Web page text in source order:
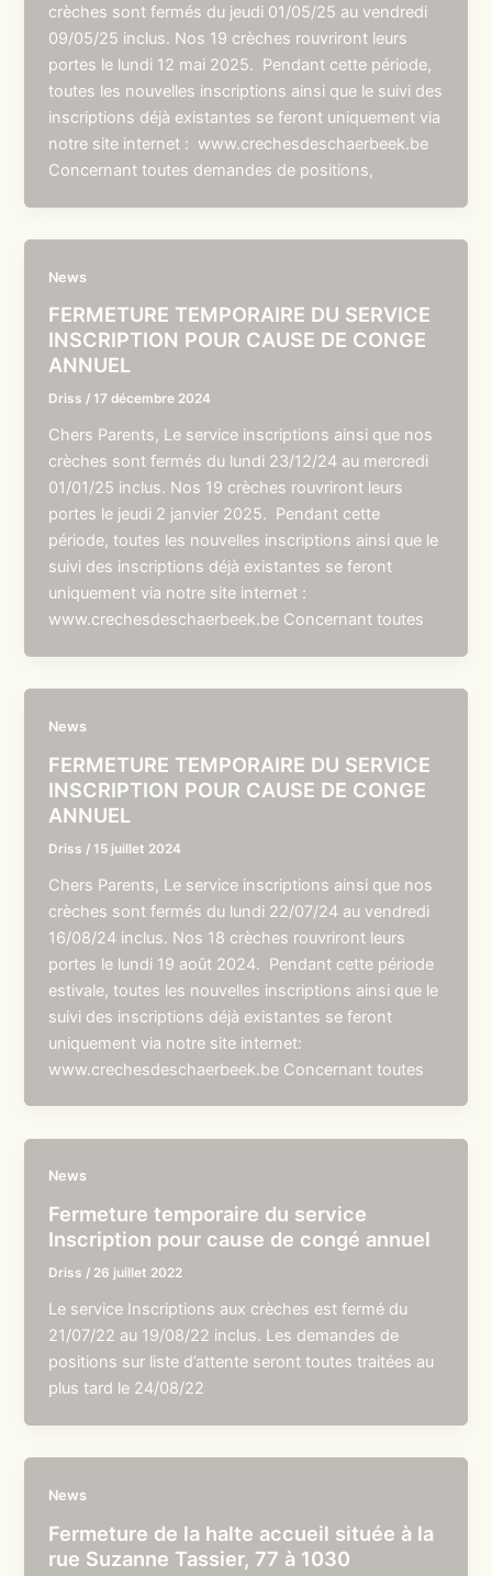
crèches sont fermés du jeudi 01/05/25 au vendredi
09/05/25 inclus. Nos 19 crèches rouvriront leurs
portes le lundi 12 mai 2025. Pendant cette période,
toutes les nouvelles inscriptions ainsi que le suivi des
inscriptions déjà existantes se feront uniquement via
notre site internet : www.crechesdeschaerbeek.be
Concernant toutes demandes de positions,
News
FERMETURE TEMPORAIRE DU SERVICE
INSCRIPTION POUR CAUSE DE CONGE
ANNUEL
Driss /17 décembre 2024
Chers Parents, Le service inscriptions ainsi que nos
crèches sont fermés du lundi 23/12/24 au mercredi
01/01/25 inclus. Nos 19 crèches rouvriront leurs
portes le jeudi 2 janvier 2025. Pendant cette
période, toutes les nouvelles inscriptions ainsi que le
suivi des inscriptions déjà existantes se feront
uniquement via notre site internet :
www.crechesdeschaerbeek.be Concernant toutes
News
FERMETURE TEMPORAIRE DU SERVICE
INSCRIPTION POUR CAUSE DE CONGE
ANNUEL
Driss /15 juillet 2024
Chers Parents, Le service inscriptions ainsi que nos
crèches sont fermés du lundi 22/07/24 au vendredi
16/08/24 inclus. Nos 18 crèches rouvriront leurs
portes le lundi 19 août 2024. Pendant cette période
estivale, toutes les nouvelles inscriptions ainsi que le
suivi des inscriptions déjà existantes se feront
uniquement via notre site internet:
www.crechesdeschaerbeek.be Concernant toutes
News
Fermeture temporaire du service
Inscription pour cause de congé annuel
Driss / 26 juillet 2022
Le service Inscriptions aux crèches est fermé du
21/07/22 au 19/08/22 inclus. Les demandes de
positions sur liste d’attente seront toutes traitées au
plus tard le 24/08/22
News
Fermeture de la halte accueil située à la
rue Suzanne Tassier, 77 à 1030